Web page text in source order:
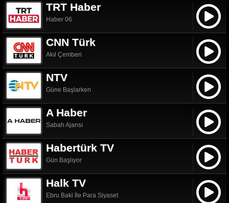
TRT Haber
Haber 06
CNN Türk
Akıl Çemberi
NTV
Güne Başlarken
A Haber
Sabah Ajansı
Habertürk TV
Gün Başlıyor
Halk TV
Ebru Baki İle Para Siyaset